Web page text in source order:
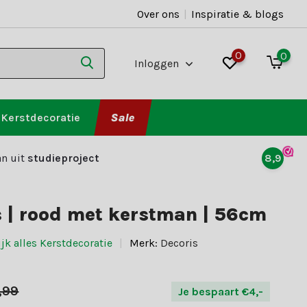
Over ons | Inspiratie & blogs
Inloggen
0 0
Kerstdecoratie Sale
uit studieproject 8,9
| rood met kerstman | 56cm
alles Kerstdecoratie Merk: Decoris
Je bespaart €4,-